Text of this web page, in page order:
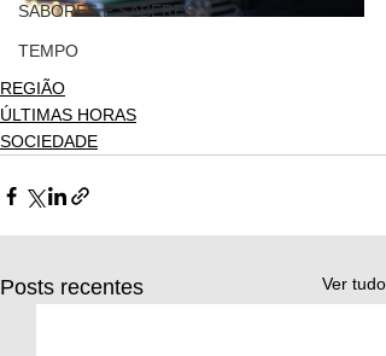
SABORES E SABERES
TEMPO
REGIÃO
ÚLTIMAS HORAS
SOCIEDADE
Posts recentes Ver tudo